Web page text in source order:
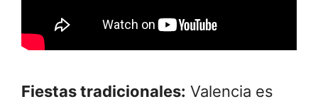
Fiestas tradicionales: Valencia es